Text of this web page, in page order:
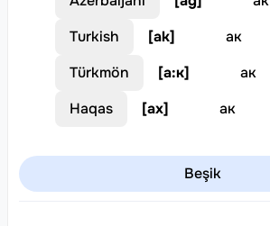
Turkish
[ak]
ак
Türkmön
[а:к]
ак
Haqas
[ах] ак
Beşik